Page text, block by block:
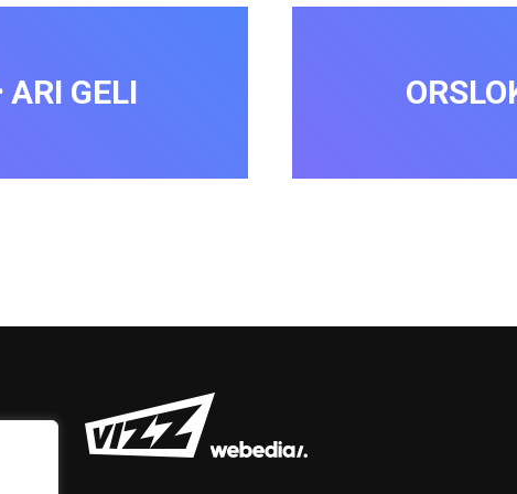
ARI GELI